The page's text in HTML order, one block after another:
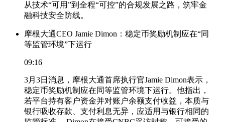
从技术“可用”到全程“可控”的合规发展之路，筑牢金
融科技安全防线。
摩根大通CEO Jamie Dimon：稳定币奖励机制应在“同
等监管环境”下运行
09:16
3月3日消息，摩根大通首席执行官Jamie Dimon表示，
稳定币奖励机制应在同等监管环境下运行。他指出，
若平台持有客户资金并对账户余额支付收益，本质与
银行吸收存款、支付利息无异，应适用与银行相同的